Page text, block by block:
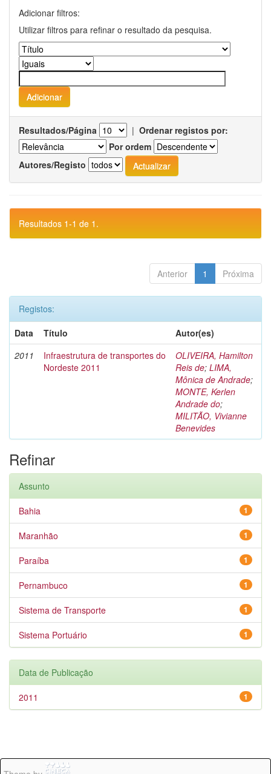
Adicionar filtros:
Utilizar filtros para refinar o resultado da pesquisa.
Resultados/Página | Ordenar registos por:
Por ordem
Autores/Registo
Resultados 1-1 de 1.
Anterior 1 Próxima
Registos:
Data
Título
Autor(es)
2011
Infraestrutura de transportes do
Nordeste 2011
OLIVEIRA, Hamilton
Reis de; LIMA,
Mônica de Andrade;
MONTE, Kerlen
Andrade do;
MILITÃO, Vivianne
Benevides
Refinar
Assunto
1
Bahia
1
Maranhão
1
Paraíba
1
Pernambuco
1
Sistema de Transporte
1
Sistema Portuário
Data de Publicação
1
2011